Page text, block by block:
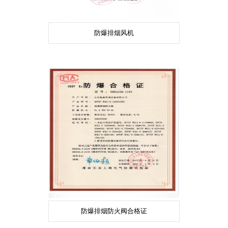
防爆排烟风机
防爆排烟防火阀合格证